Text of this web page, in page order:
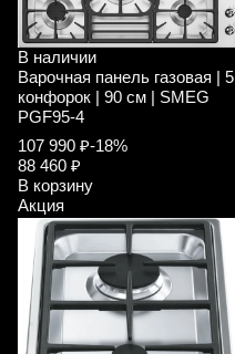
В наличии
Варочная панель газовая | 5
конфорок | 90 см | SMEG
PGF95-4
107 990 ₽-18%
88 460 ₽
В корзину
Акция